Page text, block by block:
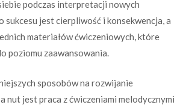
podczas interpretacji nowych
sukcesu jest cierpliwość i konsekwencja, a
materiałów ćwiczeniowych, które
poziomu zaawansowania.
sposobów na rozwijanie
nut jest praca z ćwiczeniami melodycznymi